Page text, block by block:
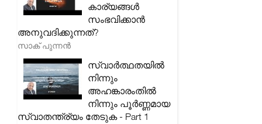
കാര്യങ്ങൾ
സംഭവിക്കാൻ
അനുവദിക്കുന്നത്?
സാക് പുന്നൻ
സ്വാർത്ഥതയിൽ
നിന്നും
അഹങ്കാരംതിൽ
നിന്നും പൂർണ്ണമായ
സ്വാതന്ത്ര്യം തേടുക - Part 1